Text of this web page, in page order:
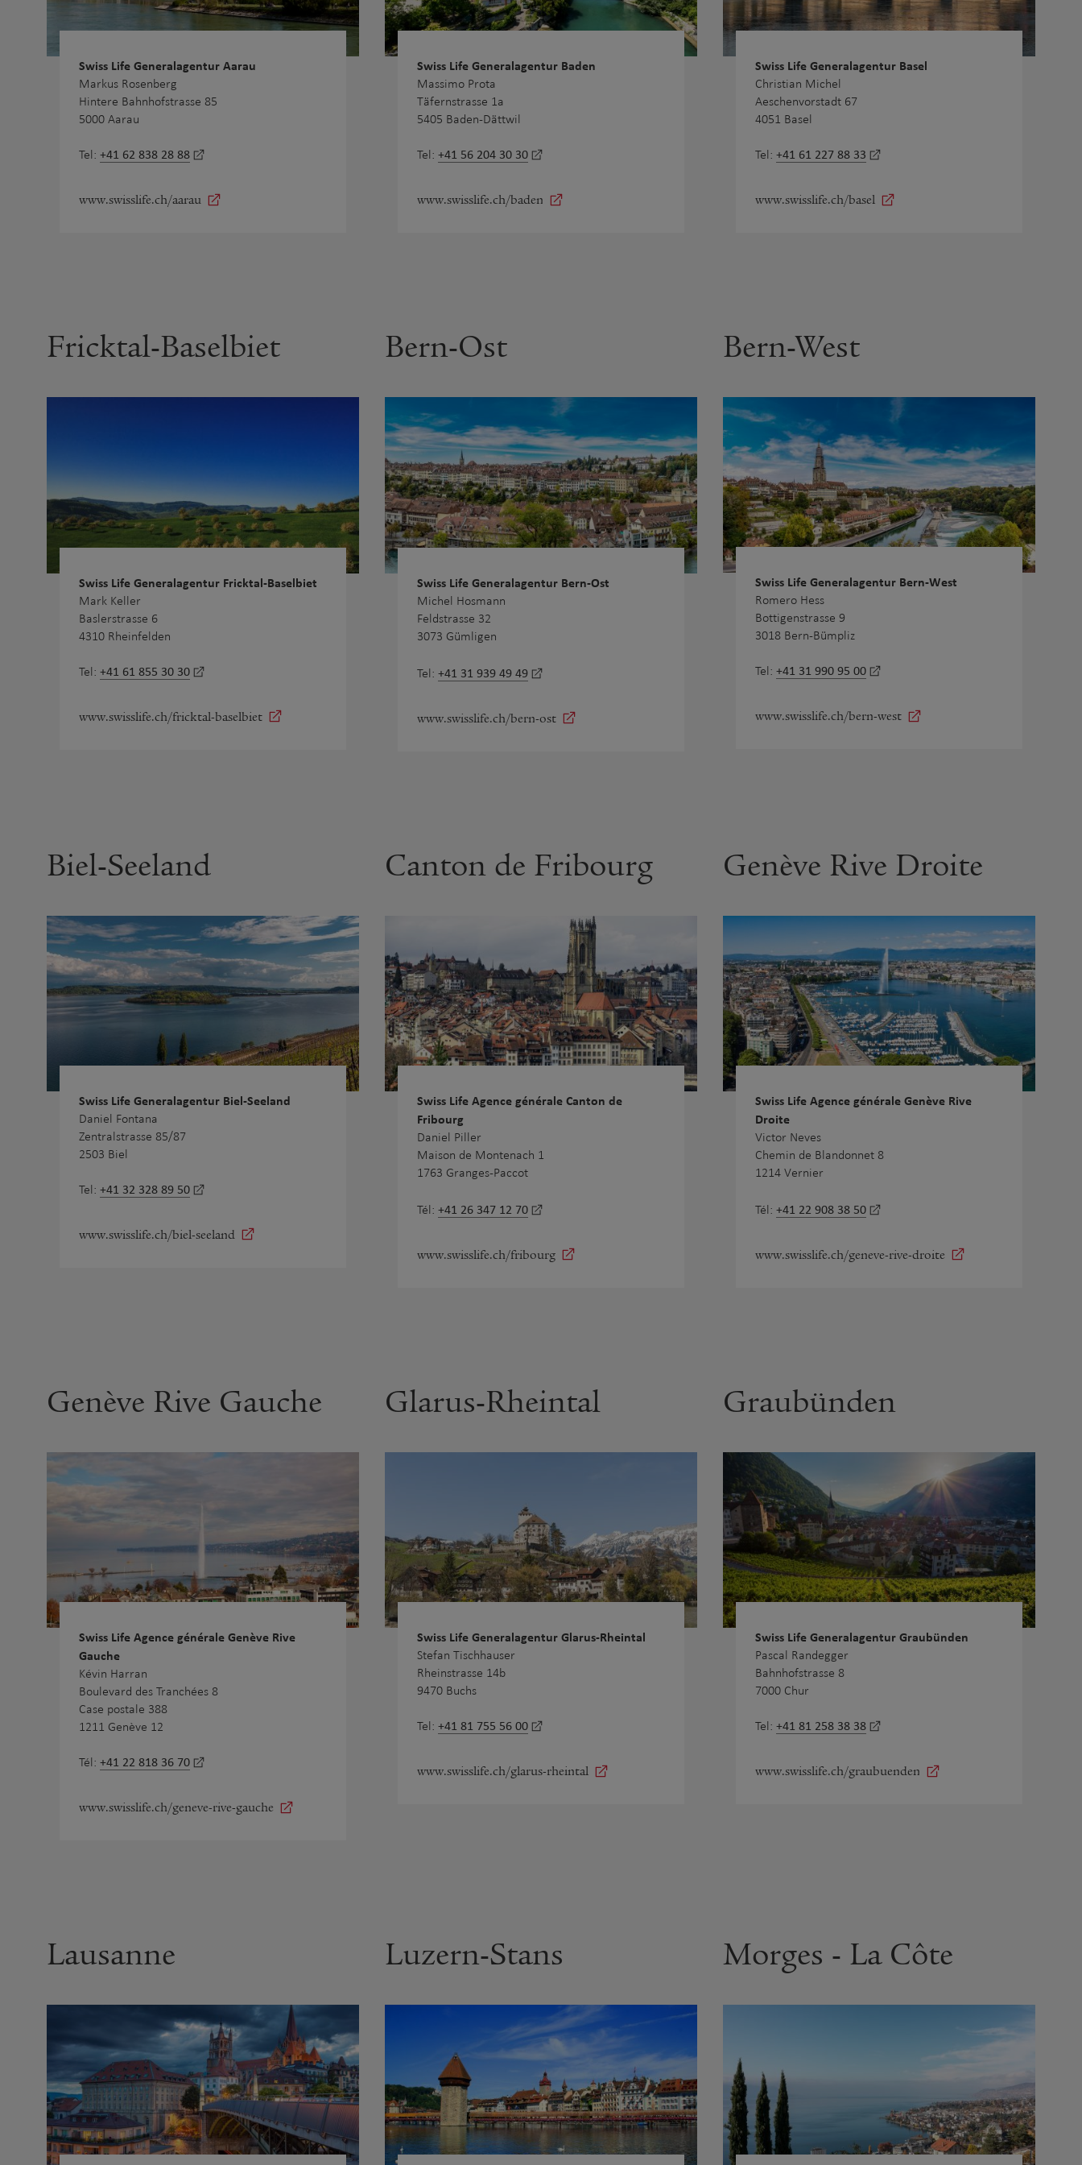
Swiss Life Generalagentur Aarau
Markus Rosenberg
Hintere Bahnhofstrasse 85
5000 Aarau
Tel: +41 62 838 28 88
www.swisslife.ch/aarau
Swiss Life Generalagentur Baden
Massimo Prota
Täfernstrasse 1a
5405 Baden-Dättwil
Tel: +41 56 204 30 30
www.swisslife.ch/baden
Swiss Life Generalagentur Basel
Christian Michel
Aeschenvorstadt 67
4051 Basel
Tel: +41 61 227 88 33
www.swisslife.ch/basel
Fricktal-Baselbiet
Swiss Life Generalagentur Fricktal-Baselbiet
Mark Keller
Baslerstrasse 6
4310 Rheinfelden
Tel: +41 61 855 30 30
www.swisslife.ch/fricktal-baselbiet
Bern-Ost
Swiss Life Generalagentur Bern-Ost
Michel Hosmann
Feldstrasse 32
3073 Gümligen
Tel: +41 31 939 49 49
www.swisslife.ch/bern-ost
Bern-West
Swiss Life Generalagentur Bern-West
Romero Hess
Bottigenstrasse 9
3018 Bern-Bümpliz
Tel: +41 31 990 95 00
www.swisslife.ch/bern-west
Biel-Seeland
Swiss Life Generalagentur Biel-Seeland
Daniel Fontana
Zentralstrasse 85/87
2503 Biel
Tel: +41 32 328 89 50
www.swisslife.ch/biel-seeland
Canton de Fribourg
Swiss Life Agence générale Canton de
Fribourg
Daniel Piller
Maison de Montenach 1
1763 Granges-Paccot
Tél: +41 26 347 12 70
www.swisslife.ch/fribourg
Genève Rive Droite
Swiss Life Agence générale Genève Rive
Droite
Victor Neves
Chemin de Blandonnet 8
1214 Vernier
Tél: +41 22 908 38 50
www.swisslife.ch/geneve-rive-droite
Genève Rive Gauche
Swiss Life Agence générale Genève Rive
Gauche
Kévin Harran
Boulevard des Tranchées 8
Case postale 388
1211 Genève 12
Tél: +41 22 818 36 70
www.swisslife.ch/geneve-rive-gauche
Glarus-Rheintal
Swiss Life Generalagentur Glarus-Rheintal
Stefan Tischhauser
Rheinstrasse 14b
9470 Buchs
Tel: +41 81 755 56 00
www.swisslife.ch/glarus-rheintal
Graubünden
Swiss Life Generalagentur Graubünden
Pascal Randegger
Bahnhofstrasse 8
7000 Chur
Tel: +41 81 258 38 38
www.swisslife.ch/graubuenden
Lausanne Luzern-Stans Morges - La Côte